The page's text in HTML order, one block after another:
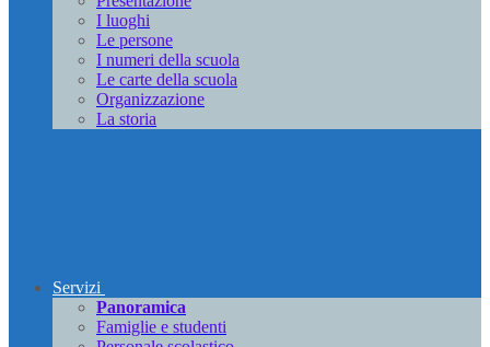
I luoghi
Le persone
I numeri della scuola
Le carte della scuola
Organizzazione
La storia
Servizi
Panoramica
Famiglie e studenti